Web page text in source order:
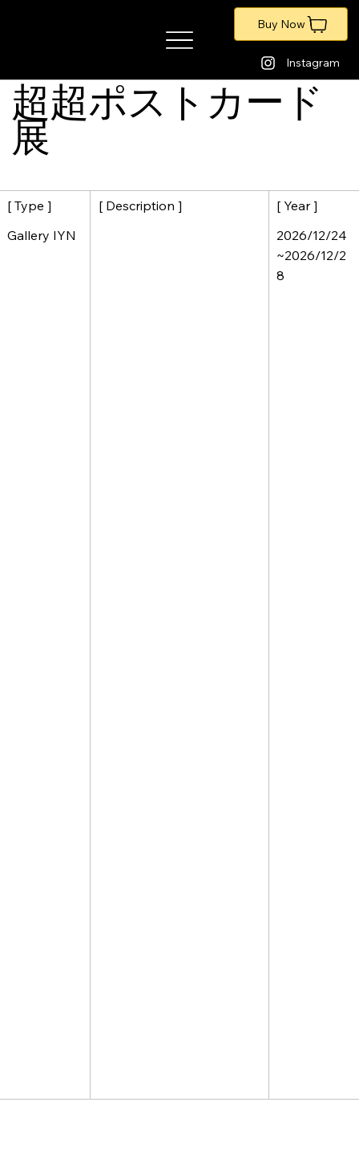
Instagram
Buy Now
[ Type ]
Gallery IYN
[ Description ]
[ Year ]
2026/12/24
~2026/12/2
8
超超ポストカード
展